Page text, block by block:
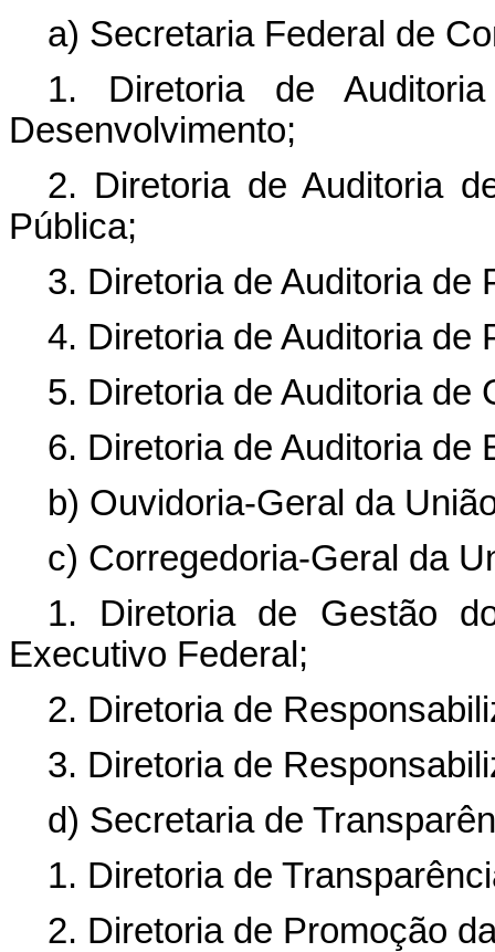
a) Secretaria Federal de
1. Diretoria de
Desenvolvimento;
2. Diretoria de Auditoria
Pública;
3. Diretoria de Auditoria de
4. Diretoria de Auditoria de
5. Diretoria de Auditoria de
6. Diretoria de Auditoria de
b) Ouvidoria-Geral da
c) Corregedoria-Geral da
1. Diretoria de Gestão
Executivo Federal;
2. Diretoria de
3. Diretoria de
d) Secretaria de
1. Diretoria de
2. Diretoria de Promoção